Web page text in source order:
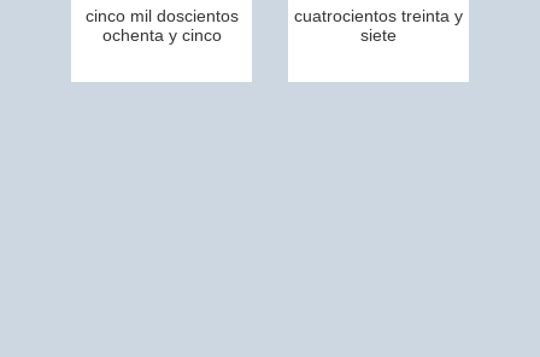
cinco mil doscientos
ochenta y cinco
cuatrocientos treinta y
siete